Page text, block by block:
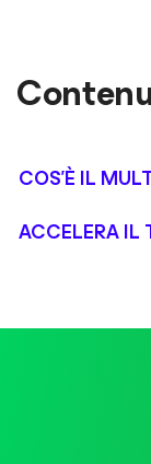
COS'È IL
ACCELERA IL